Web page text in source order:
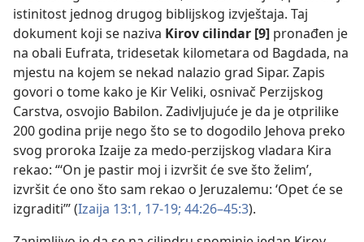
istinitost jednog drugog biblijskog izvještaja. Taj
dokument koji se naziva Kirov cilindar [9] pronađen je
na obali Eufrata, tridesetak kilometara od Bagdada, na
mjestu na kojem se nekad nalazio grad Sipar. Zapis
govori o tome kako je Kir Veliki, osnivač Perzijskog
Carstva, osvojio Babilon. Zadivljujuće je da je otprilike
200 godina prije nego što se to dogodilo Jehova preko
svog proroka Izaije za medo-perzijskog vladara Kira
rekao: “‘On je pastir moj i izvršit će sve što želim’,
izvršit će ono što sam rekao o Jeruzalemu: ‘Opet će se
izgraditi’” (Izaija 13:1, 17-19; 44:26–45:3).